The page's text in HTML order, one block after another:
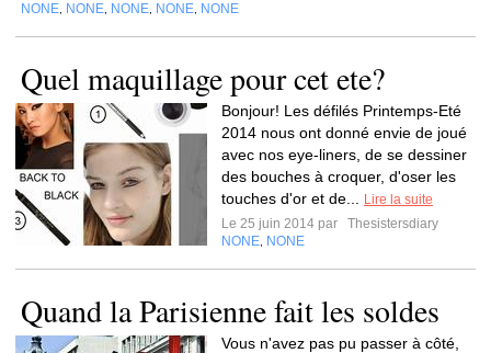
NONE NONE NONE NONE NONE
Quel maquillage pour cet ete?
Bonjour! Les défilés Printemps-Eté
2014 nous ont donné envie de joué
avec nos eye-liners, de se dessiner
des bouches à croquer, d'oser les
touches d'or et de...
Lire la suite
Le 25 juin 2014 par
Thesistersdiary
NONE NONE
Quand la Parisienne fait les soldes
Vous n'avez pas pu passer à côté,